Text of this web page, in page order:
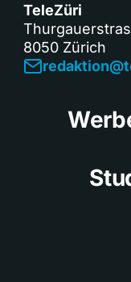
TeleZüri
8050 Zürich